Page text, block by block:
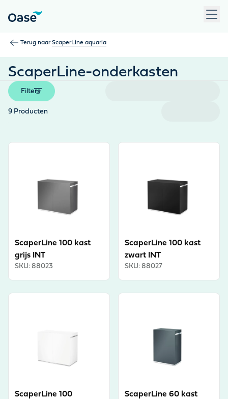
Terug naar ScaperLine aquaria
ScaperLine-onderkasten
9 Producten
Filters
ScaperLine 100 kast
grijs INT
SKU: 88023
ScaperLine 100 kast
zwart INT
SKU: 88027
ScaperLine 100
ScaperLine 60 kast